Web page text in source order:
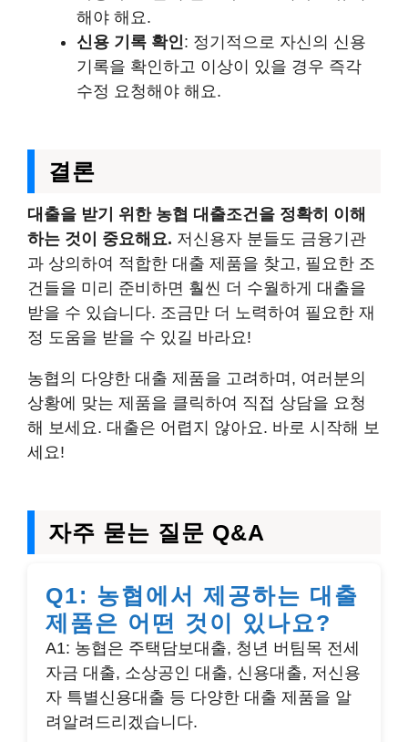
해야 해요.
신용 기록 확인: 정기적으로 자신의 신용
기록을 확인하고 이상이 있을 경우 즉각
수정 요청해야 해요.
결론
대출을 받기 위한 농협 대출조건을 정확히 이해
하는 것이 중요해요. 저신용자 분들도 금융기관
과 상의하여 적합한 대출 제품을 찾고, 필요한 조
건들을 미리 준비하면 훨씬 더 수월하게 대출을
받을 수 있습니다. 조금만 더 노력하여 필요한 재
정 도움을 받을 수 있길 바라요!
농협의 다양한 대출 제품을 고려하며, 여러분의
상황에 맞는 제품을 클릭하여 직접 상담을 요청
해 보세요. 대출은 어렵지 않아요. 바로 시작해 보
세요!
자주 묻는 질문 Q&A
Q1: 농협에서 제공하는 대출
제품은 어떤 것이 있나요?
A1: 농협은 주택담보대출, 청년 버팀목 전세
자금 대출, 소상공인 대출, 신용대출, 저신용
자 특별신용대출 등 다양한 대출 제품을 알
려알려드리겠습니다.